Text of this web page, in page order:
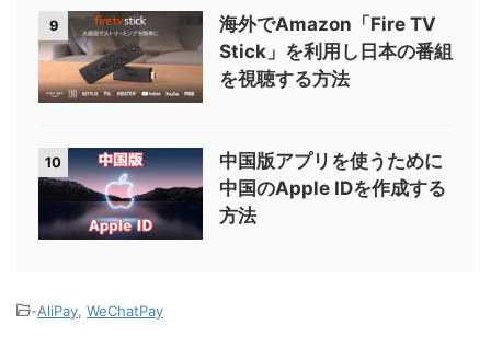
9
海外でAmazon「Fire TV
Stick」を利用し日本の番組
を視聴する方法
10
中国版アプリを使うために
中国のApple IDを作成する
方法
-AliPay, WeChatPay